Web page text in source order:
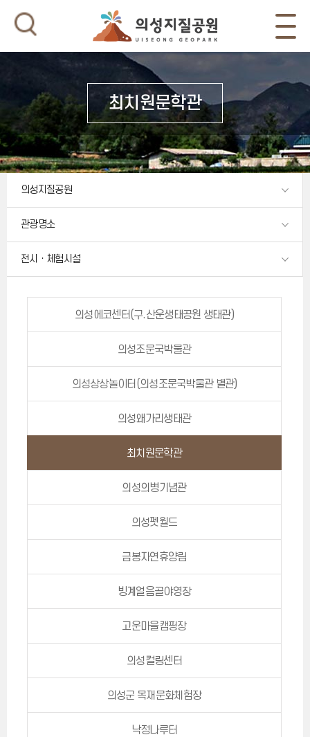
최치원문학관
의성지질공원
관광명소
전시ㆍ체험시설
의성에코센터(구.산운생태공원 생태관)
의성조문국박물관
의성상상놀이터(의성조문국박물관 별관)
의성왜가리생태관
최치원문학관
의성의병기념관
의성펫월드
금봉자연휴양림
빙계얼음골야영장
고운마을캠핑장
의성컬링센터
의성군 목재문화체험장
낙정나루터